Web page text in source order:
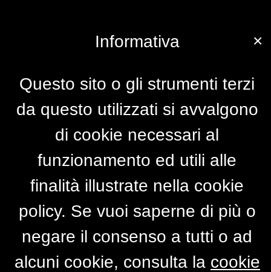
×
Informativa
Questo sito o gli strumenti terzi
da questo utilizzati si avvalgono
di cookie necessari al
funzionamento ed utili alle
finalità illustrate nella cookie
policy. Se vuoi saperne di più o
negare il consenso a tutti o ad
alcuni cookie, consulta la cookie